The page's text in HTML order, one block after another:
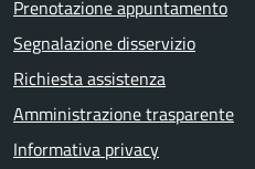
Prenotazione appuntamento
Segnalazione disservizio
Richiesta assistenza
Amministrazione trasparente
Informativa privacy